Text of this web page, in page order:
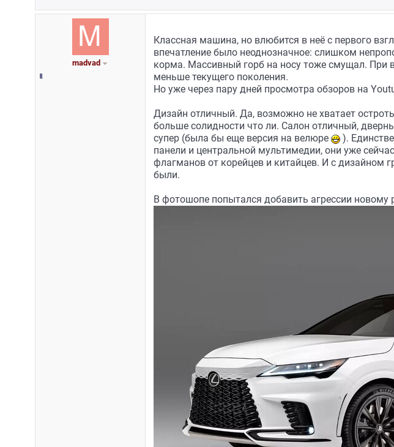
madvad
Классная машина, но влюбится в неё с первого
впечатление было неоднозначное: слишком
корма. Массивный горб на носу тоже смущал. При
меньше текущего поколения.
Но уже через пару дней просмотра обзоров на
Дизайн отличный. Да, возможно не хватает
больше солидности что ли. Салон отличный,
супер (была бы еще версия на велюре
).
панели и центральной мультимедии, они уже
флагманов от корейцев и китайцев. И с дизайном
были.
В фотошопе попытался добавить агрессии новому